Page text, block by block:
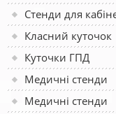
Стенди для
Класний куточок
Куточки ГПД
Медичні стенди
Медичні стенди